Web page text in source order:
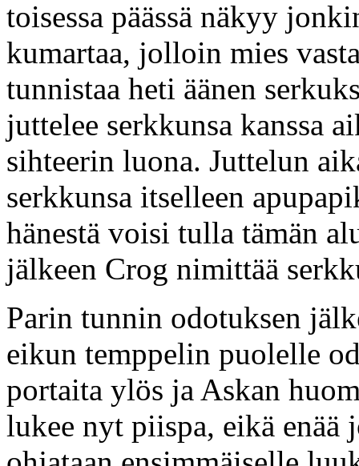
toisessa päässä näkyy
kumartaa, jolloin mies
tunnistaa heti äänen
juttelee serkkunsa kanssa
sihteerin luona. Juttelun
serkkunsa itselleen
hänestä voisi tulla tämän
jälkeen Crog nimittää
Parin tunnin odotuksen
eikun temppelin puolelle
portaita ylös ja Askan
lukee nyt piispa, eikä enää